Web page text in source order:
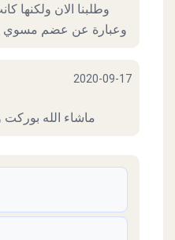
وطلبنا الان ولكنها
وعبارة عن عضم مسوي
2020-09-17
ماشاء الله بوركت